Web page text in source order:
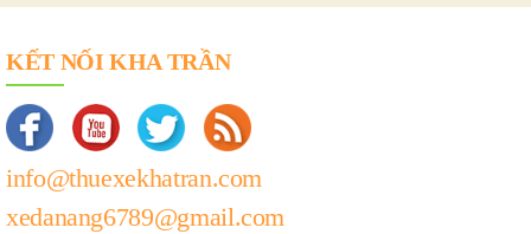
KẾT NỐI KHA TRẦN
info@thuexekhatran.com
xedanang6789@gmail.com